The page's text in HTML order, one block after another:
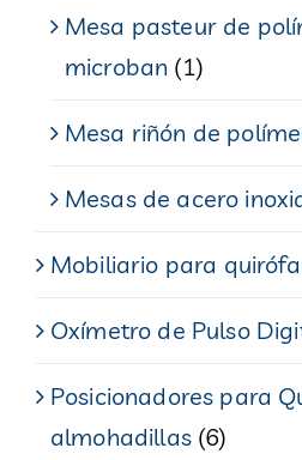
Mesa pasteur de
microban (1)
Mesa riñón de
Mesas de acero
Mobiliario para
Oxímetro de Pulso
Posicionadores para
almohadillas (6)